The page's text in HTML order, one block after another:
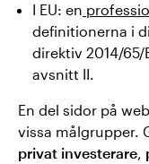
I EU: en
definitionerna i
direktiv 2014/65/
avsnitt II.
En del sidor på
vissa målgrupper.
privat investerare,